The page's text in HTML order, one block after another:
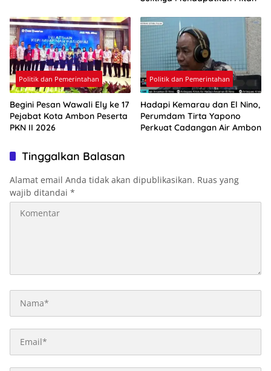
Politik dan Pemerintahan
Begini Pesan Wawali Ely ke 17
Pejabat Kota Ambon Peserta
PKN II 2026
Politik dan Pemerintahan
Hadapi Kemarau dan El Nino,
Perumdam Tirta Yapono
Perkuat Cadangan Air Ambon
Tinggalkan Balasan
Alamat email Anda tidak akan dipublikasikan. Ruas yang
wajib ditandai *